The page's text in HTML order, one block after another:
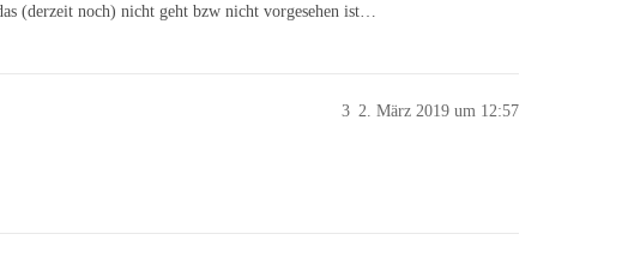
(derzeit noch) nicht geht bzw nicht vorgesehen ist…
2. März 2019 um 12:57
3